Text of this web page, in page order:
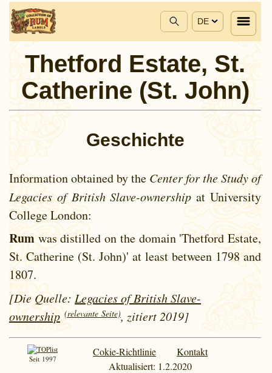
DE
Thetford Estate, St.
Catherine (St. John)
Geschichte
Information obtained by the Center for the Study of
Legacies of British Slave-ownership at University
College London:
Rum was distilled on the domain 'Thetford Estate,
St. Catherine (St. John)' at least between 1798 and
1807.
[Die Quelle: Legacies of British Slave-
ownership (relevante Seite), zitiert 2019]
Seit 1997
Cokie-Richtlinie
Kontakt
Aktualisiert: 1.2.2020